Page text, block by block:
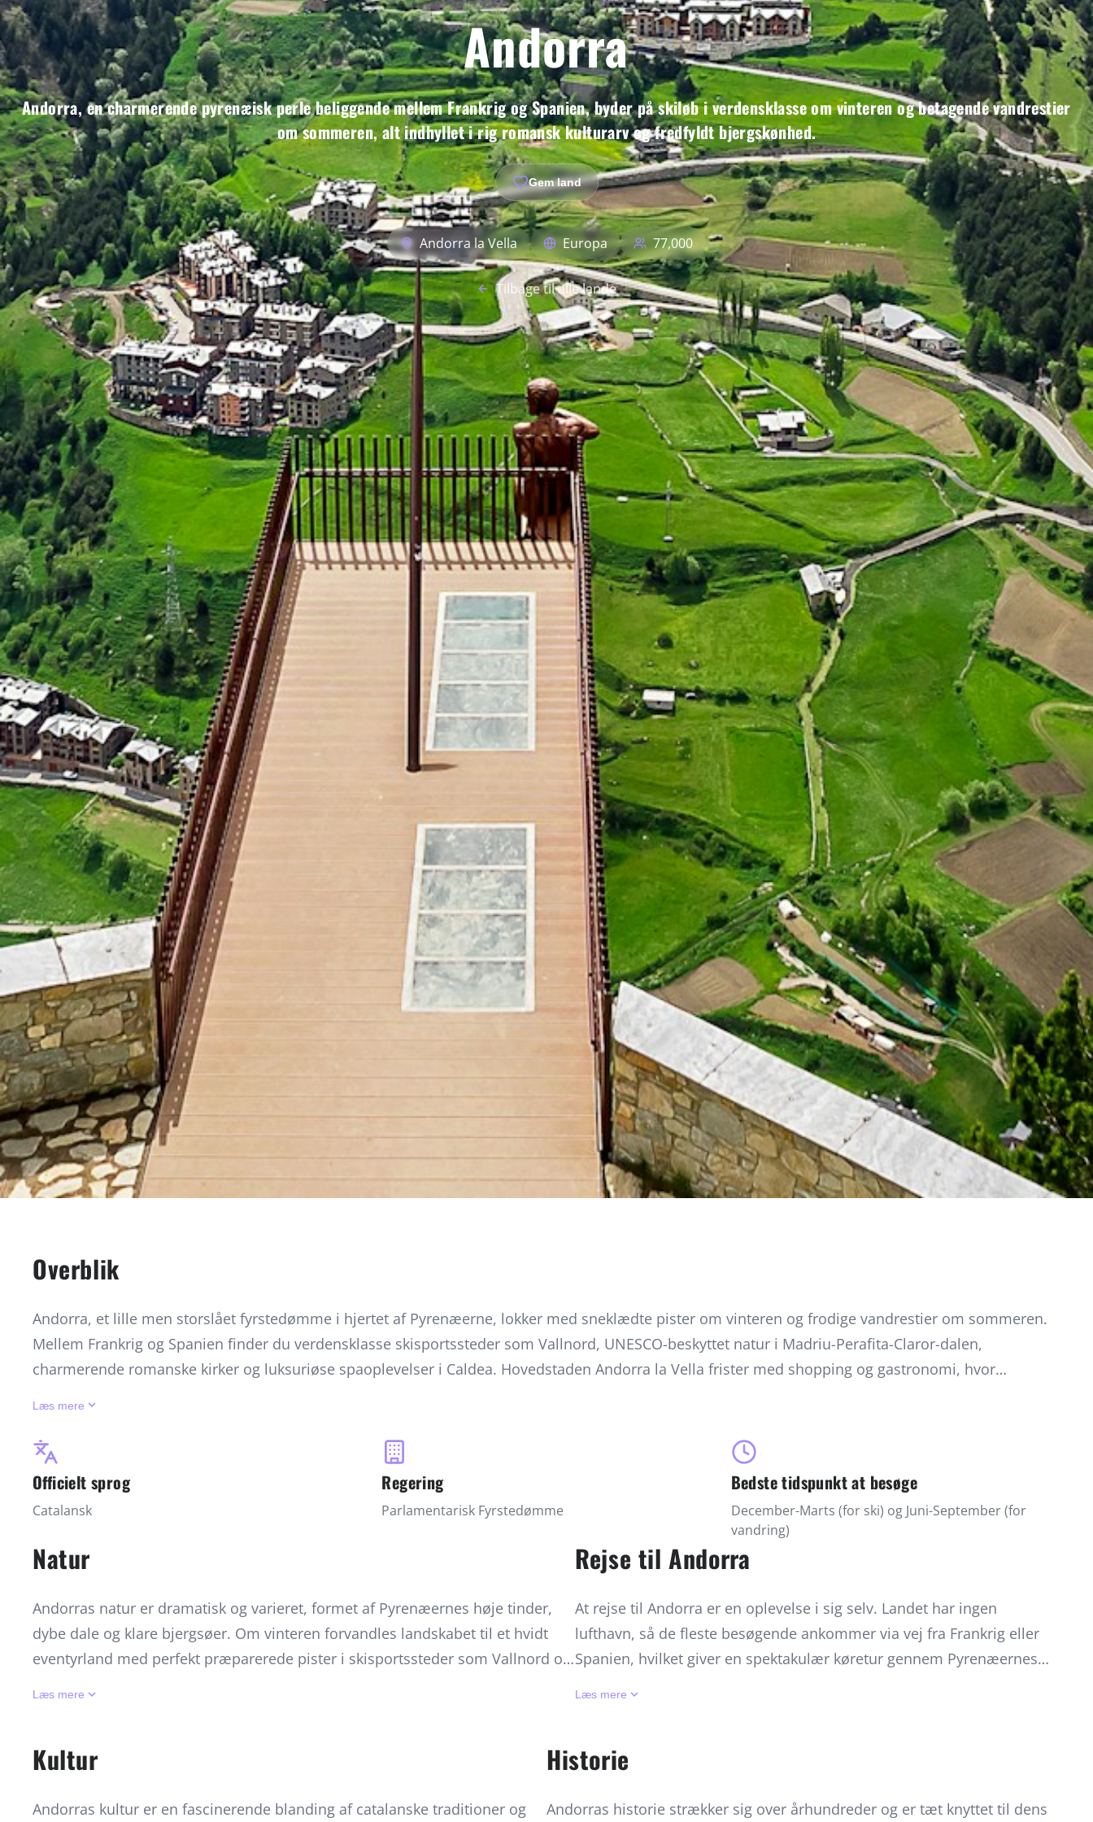
Andorra
Andorra, en charmerende pyrenæisk perle beliggende mellem Frankrig og Spanien, byder på skiløb i verdensklasse om vinteren og betagende vandrestier
om sommeren, alt indhyllet i rig romansk kulturarv og fredfyldt bjergskønhed.
Gem land
Andorra la Vella Europa 77,000
Tilbage til alle lande
Overblik
Andorra, et lille men storslået fyrstedømme i hjertet af Pyrenæerne, lokker med sneklædte pister om vinteren og frodige vandrestier om sommeren.
Mellem Frankrig og Spanien finder du verdensklasse skisportssteder som Vallnord, UNESCO-beskyttet natur i Madriu-Perafita-Claror-dalen,
charmerende romanske kirker og luksuriøse spaoplevelser i Caldea. Hovedstaden Andorra la Vella frister med shopping og gastronomi, hvor
Læs mere keyboard_arrow_down
Officielt sprog
Catalansk
Regering
Parlamentarisk Fyrstedømme
Bedste tidspunkt at besøge
December-Marts (for ski) og Juni-September (for
vandring)
Natur
Andorras natur er dramatisk og varieret, formet af Pyrenæernes høje tinder,
dybe dale og klare bjergsøer. Om vinteren forvandles landskabet til et hvidt
eventyrland med perfekt præparerede pister i skisportssteder som Vallnord og
med sin uberørte natur, gamle hyrdestier og panoramaudsigter. Her kan man
larm. Andorras klima skifter fra kølige, snefyldte vintre til varme, solrige somre,
Læs mere keyboard_arrow_down
Rejse til Andorra
At rejse til Andorra er en oplevelse i sig selv. Landet har ingen
lufthavn, så de fleste besøgende ankommer via vej fra Frankrig eller
Spanien, hvilket giver en spektakulær køretur gennem Pyrenæernes
verdensklasse. Hovedstaden Andorra la Vella er et shoppingmekka
med bjergudsigt. Rejsen kan kombineres med besøg i nærliggende
Læs mere keyboard_arrow_down
Kultur
Andorras kultur er en fascinerende blanding af catalanske traditioner og
Historie
Andorras historie strækker sig over århundreder og er tæt knyttet til dens